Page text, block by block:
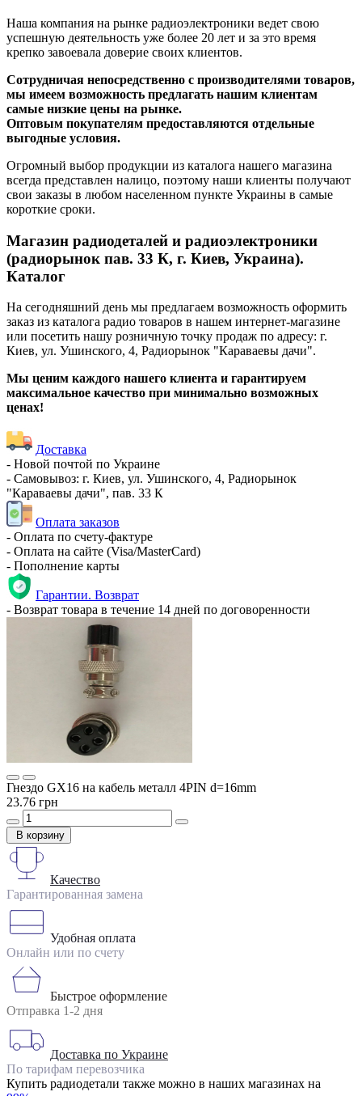
Наша компания на рынке радиоэлектроники ведет свою
успешную деятельность уже более 20 лет и за это время
крепко завоевала доверие своих клиентов.
Сотрудничая непосредственно с производителями товаров,
мы имеем возможность предлагать нашим клиентам
самые низкие цены на рынке.
Оптовым покупателям предоставляются отдельные
выгодные условия.
Огромный выбор продукции из каталога нашего магазина
всегда представлен налицо, поэтому наши клиенты получают
свои заказы в любом населенном пункте Украины в самые
короткие сроки.
Магазин радиодеталей и радиоэлектроники
(радиорынок пав. 33 К, г. Киев, Украина).
Каталог
На сегодняшний день мы предлагаем возможность оформить
заказ из каталога радио товаров в нашем интернет-магазине
или посетить нашу розничную точку продаж по адресу: г.
Киев, ул. Ушинского, 4, Радиорынок "Караваевы дачи".
Мы ценим каждого нашего клиента и гарантируем
максимальное качество при минимально возможных
ценах!
Доставка
- Новой почтой по Украине
- Самовывоз: г. Киев, ул. Ушинского, 4, Радиорынок
"Караваевы дачи", пав. 33 К
Оплата заказов
- Оплата по счету-фактуре
- Оплата на сайте (Visa/MasterCard)
- Пополнение карты
Гарантии. Возврат
- Возврат товара в течение 14 дней по договоренности
Гнездо GX16 на кабель металл 4PIN d=16mm
23.76 грн
В корзину
Качество
Гарантированная замена
Удобная оплата
Онлайн или по счету
Быстрое оформление
Отправка 1-2 дня
Доставка по Украине
По тарифам перевозчика
Купить радиодетали также можно в наших магазинах на